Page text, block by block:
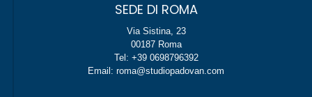
SEDE DI ROMA
Via Sistina, 23
00187 Roma
Tel: +39 0698796392
Email: roma@studiopadovan.com